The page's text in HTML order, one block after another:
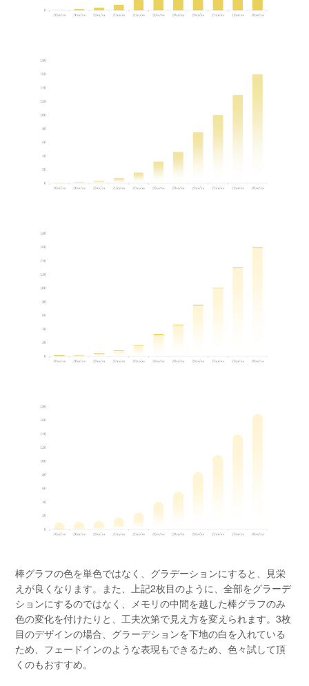
棒グラフの色を単色ではなく、グラデーションにすると、見栄
えが良くなります。また、上記2枚目のように、全部をグラーデ
ションにするのではなく、メモリの中間を越した棒グラフのみ
色の変化を付けたりと、工夫次第で見え方を変えられます。3枚
目のデザインの場合、グラーデションを下地の白を入れている
ため、フェードインのような表現もできるため、色々試して頂
くのもおすすめ。